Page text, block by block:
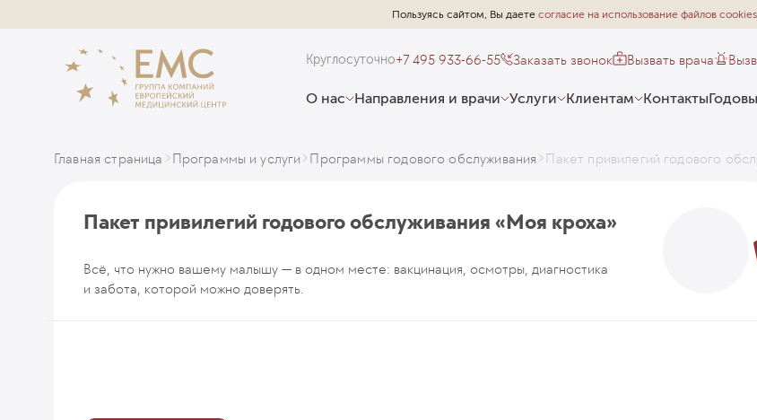
Пользуясь сайтом, Вы даете согласие на использование файлов cookies
Круглосуточно+7 495 933-66-55 Заказать звонок Вызвать врача
О нас Направления и врачи Услуги Клиентам Контакты
Главная страница Программы и услуги Программы годового обслуживания Пакет привилегий годового
Пакет привилегий годового обслуживания «Моя кроха»
Всё, что нужно вашему малышу — в одном месте: вакцинация, осмотры, диагностика
и забота, которой можно доверять.